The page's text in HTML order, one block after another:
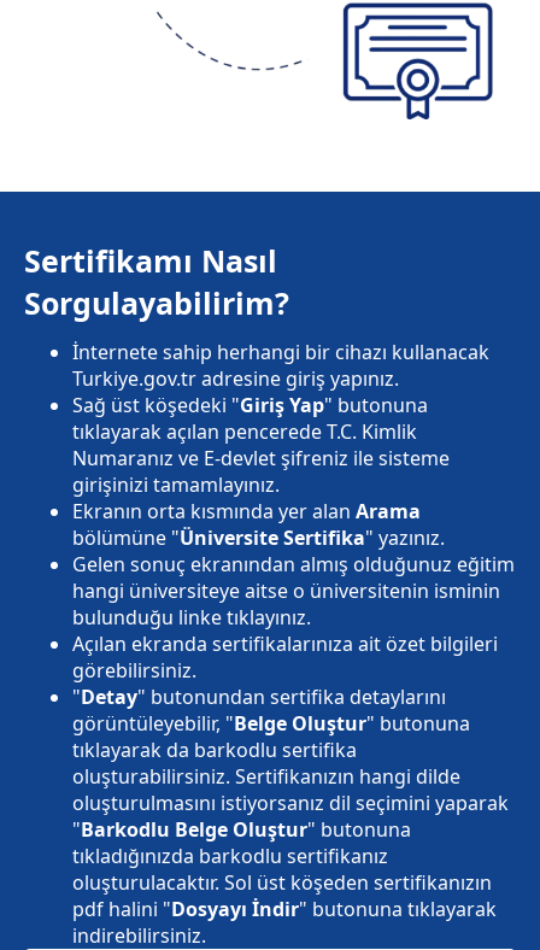
Sertifikamı Nasıl
Sorgulayabilirim?
İnternete sahip herhangi bir cihazı kullanacak
Turkiye.gov.tr adresine giriş yapınız.
Sağ üst köşedeki "Giriş Yap" butonuna
tıklayarak açılan pencerede T.C. Kimlik
Numaranız ve E-devlet şifreniz ile sisteme
girişinizi tamamlayınız.
Ekranın orta kısmında yer alan Arama
bölümüne "Üniversite Sertifika" yazınız.
Gelen sonuç ekranından almış olduğunuz eğitim
hangi üniversiteye aitse o üniversitenin isminin
bulunduğu linke tıklayınız.
Açılan ekranda sertifikalarınıza ait özet bilgileri
görebilirsiniz.
"Detay" butonundan sertifika detaylarını
görüntüleyebilir, "Belge Oluştur" butonuna
tıklayarak da barkodlu sertifika
oluşturabilirsiniz. Sertifikanızın hangi dilde
oluşturulmasını istiyorsanız dil seçimini yaparak
"Barkodlu Belge Oluştur" butonuna
tıkladığınızda barkodlu sertifikanız
oluşturulacaktır. Sol üst köşeden sertifikanızın
pdf halini "Dosyayı İndir" butonuna tıklayarak
indirebilirsiniz.